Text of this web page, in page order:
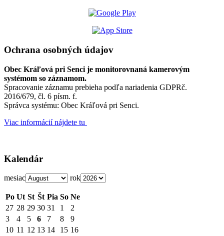
Ochrana osobných údajov
Obec Kráľová pri Senci je monitorovnaná kamerovým
systémom so záznamom.
Spracovanie záznamu prebieha podľa nariadenia GDPRč.
2016/679, čl. 6 písm. f.
Správca systému: Obec Kráľová pri Senci.
Viac informácií nájdete tu
Kalendár
mesiac rok
Po Ut St Št Pia So Ne
27 28 29 30 31 1
2
3
4 5 6 7 8
9
10 11 12 13 14 15 16